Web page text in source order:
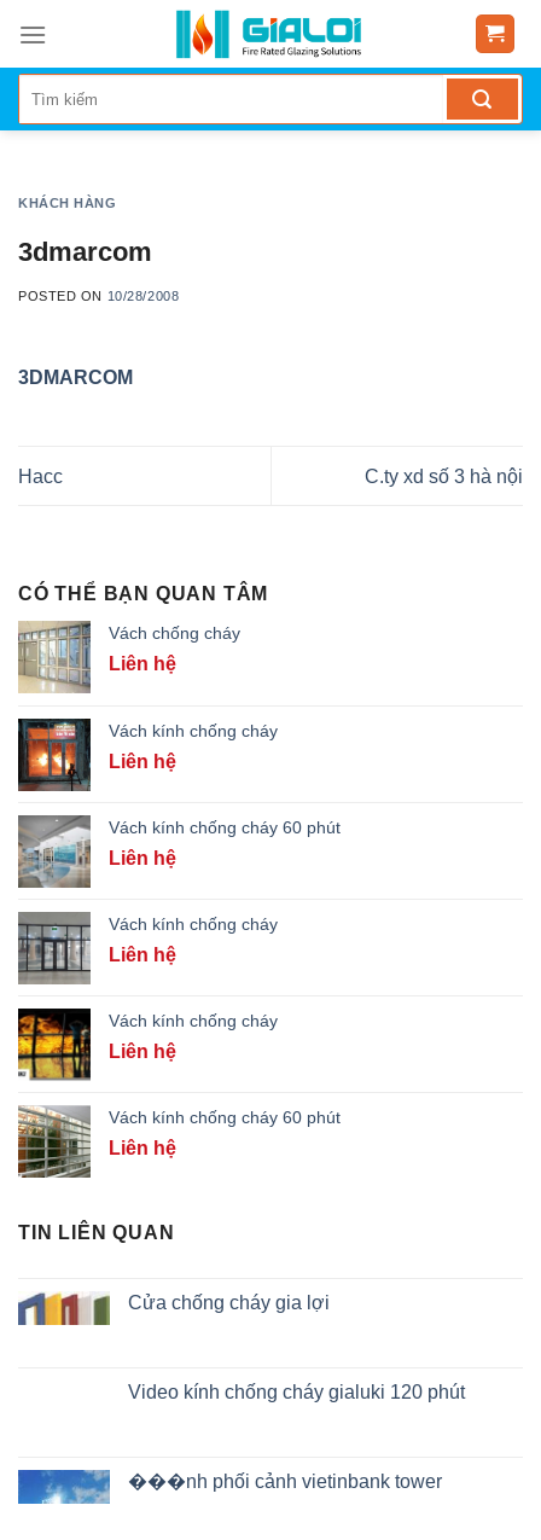
content
KHÁCH HÀNG
3dmarcom
POSTED ON 10/28/2008
3DMARCOM
Hacc C.ty xd số 3 hà nội
CÓ THỂ BẠN QUAN TÂM
Vách chống cháy
Liên hệ
Vách kính chống cháy
Liên hệ
Vách kính chống cháy 60 phút
Liên hệ
Vách kính chống cháy
Liên hệ
Vách kính chống cháy
Liên hệ
Vách kính chống cháy 60 phút
Liên hệ
TIN LIÊN QUAN
Cửa chống cháy gia lợi
Video kính chống cháy gialuki 120 phút
���nh phối cảnh vietinbank tower